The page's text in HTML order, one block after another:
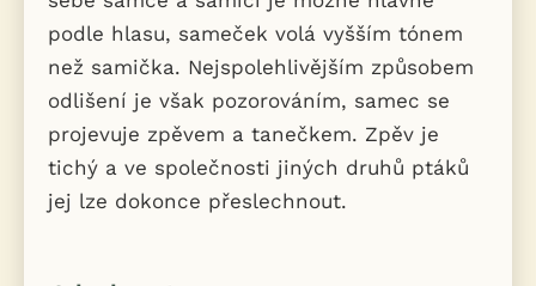
podle hlasu, sameček volá vyšším tónem
než samička. Nejspolehlivějším způsobem
odlišení je však pozorováním, samec se
projevuje zpěvem a tanečkem. Zpěv je
tichý a ve společnosti jiných druhů ptáků
jej lze dokonce přeslechnout.